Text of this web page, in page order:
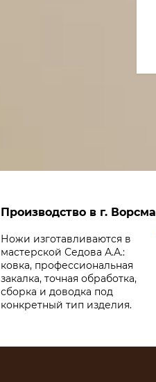
Производство в г. Ворсма
Ножи изготавливаются в
мастерской Седова А.А.:
ковка, профессиональная
закалка, точная обработка,
сборка и доводка под
конкретный тип изделия.